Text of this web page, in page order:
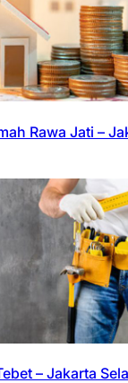
Rawa Jati –
– Jakarta